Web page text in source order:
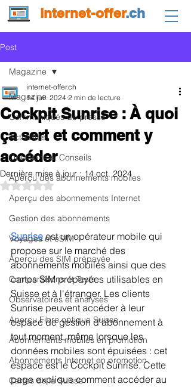
internet-offer.ch
Post
Magazine
Communiqués de presse
Actualités
Questions et Conseils
Aperçu des abonnements mobiles
Aperçu des abonnements Internet
Gestion des abonnements
Voyages et eSIM
Aperçu des SIM prépayée
Comparaisons et Tests
Observatoires et analyses
Aperçu Fibre optique Suisse
Abonnements mobiles en promotion
Abonnements Internet en promotion
Cartes de la Suisse
Magazine
Cockpit Sunrise : À quoi
ça sert et comment y
accéder
internet-offer.ch
14 juil. 2024 2 min de lecture
Dernière mise à jour :14 oct. 2024
Noté NaN étoiles sur 5.
Sunrise est un opérateur mobile qui
propose sur le marché des
abonnements mobiles ainsi que des
cartes SIM prépayées utilisables en
Suisse et à l'étranger. Les clients
Sunrise peuvent accéder à leur
espace de gestion d'abonnement à
tout moment, même lorsque les
données mobiles sont épuisées : cet
espace est le Cockpit Sunrise. Cette
page explique comment accéder au